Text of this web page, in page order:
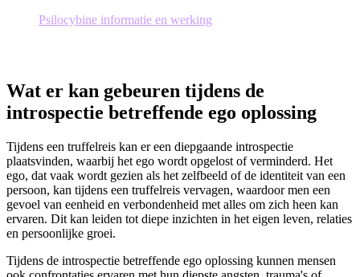
Psilocybine informatie en werking
Wat er kan gebeuren tijdens de
introspectie betreffende ego oplossing
Tijdens een truffelreis kan er een diepgaande introspectie
plaatsvinden, waarbij het ego wordt opgelost of verminderd. Het
ego, dat vaak wordt gezien als het zelfbeeld of de identiteit van een
persoon, kan tijdens een truffelreis vervagen, waardoor men een
gevoel van eenheid en verbondenheid met alles om zich heen kan
ervaren. Dit kan leiden tot diepe inzichten in het eigen leven, relaties
en persoonlijke groei.
Tijdens de introspectie betreffende ego oplossing kunnen mensen